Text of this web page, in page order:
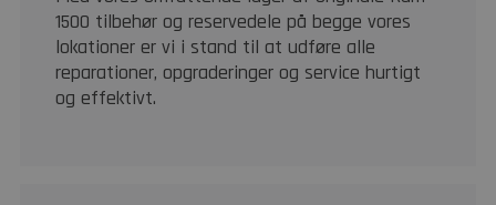
1500 tilbehør og reservedele på begge vores
lokationer er vi i stand til at udføre alle
reparationer, opgraderinger og service hurtigt
og effektivt.